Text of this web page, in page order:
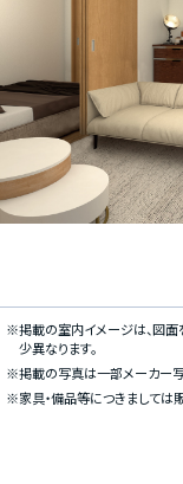
※掲載の室内イメージは、図面
少異なります。
※掲載の写真は一部メーカー写
※家具・備品等につきましては